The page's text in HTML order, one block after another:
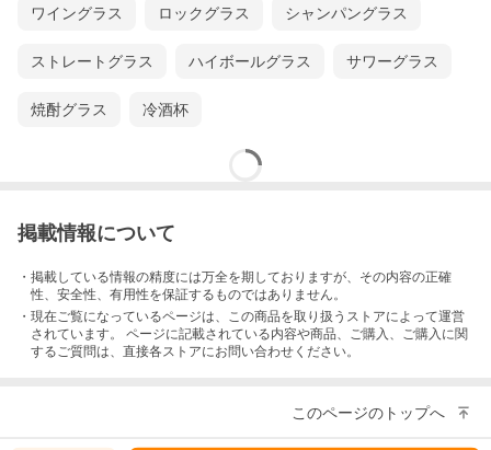
製造時期(ロット違い)によっては、商品の色に多少の違いが
掲載の商品写真はあくまでも一例です
製品の仕様は品質向上の為、予告なく変更することがありま
焼き物の特徴をご理解の上、ご購入をお願いいたします。
商品の特性上、お客様のご都合（サイズ違い、オーダー間違
【ご使用上の注意】
使用する前に必ず破損・ヒビなどの異常がないことを確認し
破損・ヒビなどがある場合は使用しないでください。
使用する前にやわらかいスポンジなどで洗浄してください。
当店取り扱い商品の材質・製造工程上、表面に多少の色むら
や釉垂れ、小さな穴、
黒い点などがみられる場合がありますが、使用上問題はあり
強い衝撃や急激な温度変化により割れたり欠けたりする場合
ワイングラス ロックグラス シャンパングラス
ストレートグラス ハイボールグラス サワーグラス
焼酎グラス 冷酒杯
掲載情報について
・掲載している情報の精度には万全を期しておりますが、その内容の正確
性、安全性、有用性を保証するものではありません。
・現在ご覧になっているページは、この商品を取り扱うストアによって運営
されています。 ページに記載されている内容や商品、ご購入 、ご購入に関
するご質問は、直接各ストアにお問い合わせください。
このページのトップへ